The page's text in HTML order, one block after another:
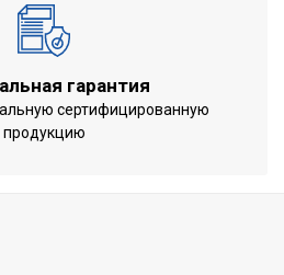
кг.
кг.
Электрический
гарантия
сертифицированную
продукцию